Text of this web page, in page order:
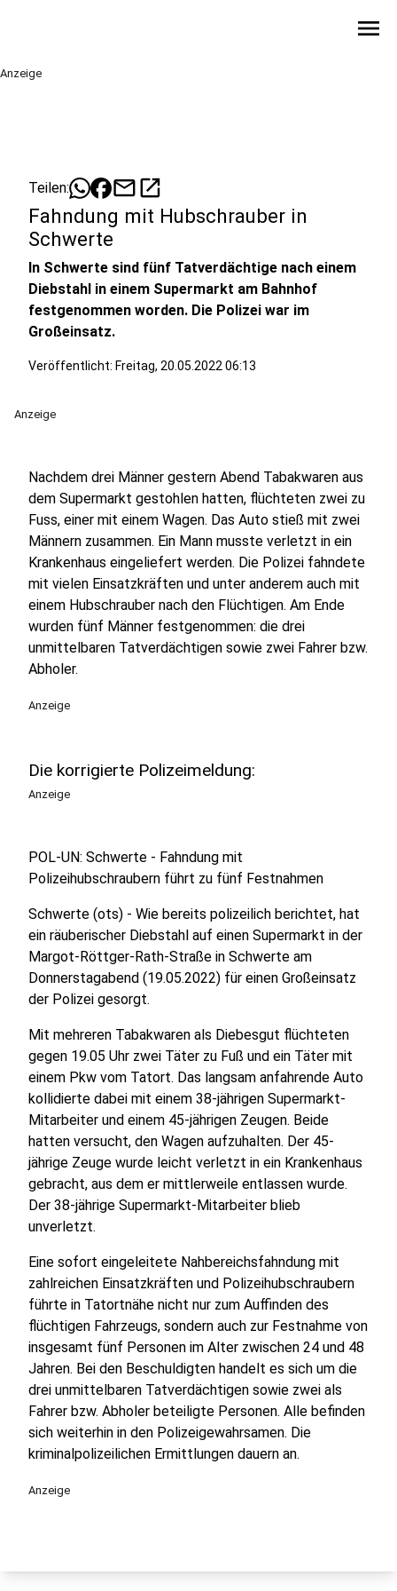
menu
Anzeige
Teilen: mailopen_in_new
Fahndung mit Hubschrauber in
Schwerte
In Schwerte sind fünf Tatverdächtige nach einem
Diebstahl in einem Supermarkt am Bahnhof
festgenommen worden. Die Polizei war im
Großeinsatz.
Veröffentlicht: Freitag, 20.05.2022 06:13
Anzeige
Nachdem drei Männer gestern Abend Tabakwaren aus
dem Supermarkt gestohlen hatten, flüchteten zwei zu
Fuss, einer mit einem Wagen. Das Auto stieß mit zwei
Männern zusammen. Ein Mann musste verletzt in ein
Krankenhaus eingeliefert werden. Die Polizei fahndete
mit vielen Einsatzkräften und unter anderem auch mit
einem Hubschrauber nach den Flüchtigen. Am Ende
wurden fünf Männer festgenommen: die drei
unmittelbaren Tatverdächtigen sowie zwei Fahrer bzw.
Abholer.
Anzeige
Die korrigierte Polizeimeldung:
Anzeige
POL-UN: Schwerte - Fahndung mit
Polizeihubschraubern führt zu fünf Festnahmen
Schwerte (ots) - Wie bereits polizeilich berichtet, hat
ein räuberischer Diebstahl auf einen Supermarkt in der
Margot-Röttger-Rath-Straße in Schwerte am
Donnerstagabend (19.05.2022) für einen Großeinsatz
der Polizei gesorgt.
Mit mehreren Tabakwaren als Diebesgut flüchteten
gegen 19.05 Uhr zwei Täter zu Fuß und ein Täter mit
einem Pkw vom Tatort. Das langsam anfahrende Auto
kollidierte dabei mit einem 38-jährigen Supermarkt-
Mitarbeiter und einem 45-jährigen Zeugen. Beide
hatten versucht, den Wagen aufzuhalten. Der 45-
jährige Zeuge wurde leicht verletzt in ein Krankenhaus
gebracht, aus dem er mittlerweile entlassen wurde.
Der 38-jährige Supermarkt-Mitarbeiter blieb
unverletzt.
Eine sofort eingeleitete Nahbereichsfahndung mit
zahlreichen Einsatzkräften und Polizeihubschraubern
führte in Tatortnähe nicht nur zum Auffinden des
flüchtigen Fahrzeugs, sondern auch zur Festnahme von
insgesamt fünf Personen im Alter zwischen 24 und 48
Jahren. Bei den Beschuldigten handelt es sich um die
drei unmittelbaren Tatverdächtigen sowie zwei als
Fahrer bzw. Abholer beteiligte Personen. Alle befinden
sich weiterhin in den Polizeigewahrsamen. Die
kriminalpolizeilichen Ermittlungen dauern an.
Anzeige